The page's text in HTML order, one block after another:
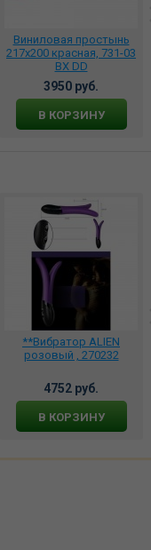
Виниловая простынь
217х200 красная, 731-03
BX DD
3950 руб.
В КОРЗИНУ
**Вибратор ALIEN
розовый , 270232
4752 руб.
В КОРЗИНУ